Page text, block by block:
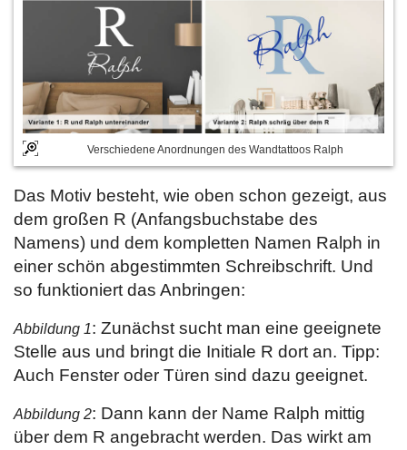
Verschiedene Anordnungen des Wandtattoos Ralph
Das Motiv besteht, wie oben schon gezeigt, aus
dem großen R (Anfangsbuchstabe des
Namens) und dem kompletten Namen Ralph in
einer schön abgestimmten Schreibschrift. Und
so funktioniert das Anbringen:
Abbildung 1: Zunächst sucht man eine geeignete
Stelle aus und bringt die Initiale R dort an. Tipp:
Auch Fenster oder Türen sind dazu geeignet.
Abbildung 2: Dann kann der Name Ralph mittig
über dem R angebracht werden. Das wirkt am